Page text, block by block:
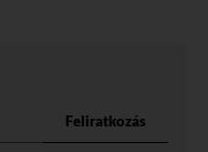
Feliratkozás